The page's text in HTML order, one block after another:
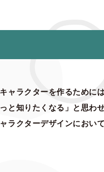
ャラクターを作るために
と知りたくなる」と思わ
ラクターデザインにおい